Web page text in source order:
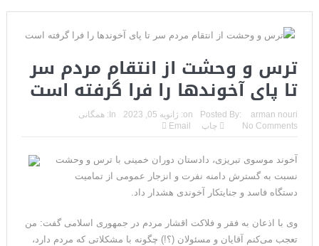
کافی نیست
روزنامه: محاصره دریایی صادرات نفت ایران را فلج کرد/آمریکا: خفه
خواهند شد
تحلیلگر سعودی: این توافق‌نامه پیامی بازدارنده در برابر حکومت
ایران است
مقام آمریکایی: تصورِ بازنده بودن برای ترامپ غیرقابل‌تحمل
است+فیلم: تحلیل
ایران خواهد شد
ترس و وحشت از انتقام مردم سر
تا پای آخوندها را فرا گرفته است
Posted By: arman nouri
on: ژانویه 05, 2023 In:
همگانی
No Comments
چاپ Email
آخوند موسوی تبریزی، دادستان دوران خمینی با ترس و وحشت
نسبت به گسترش دامنه نفرت و انزجار عمومی از تمامیت
دستگاه فاسد و جنایتکار آخوندی هشدار داد.
وی با اذعان به فقر و فلاکت اقشار مردم در جمهوری اسلامی گفت: من
تعجب می‌کنم آقایان و مسئولان (؟!) چگونه با مشکلاتی که مردم دارد،